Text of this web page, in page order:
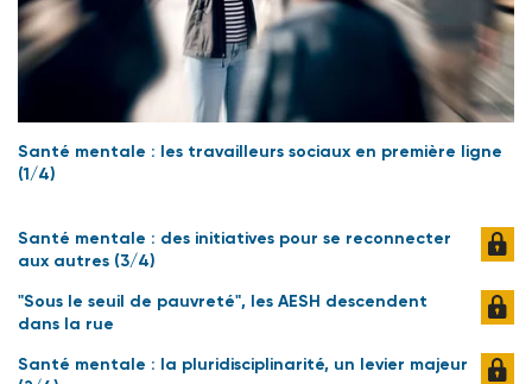
Santé mentale : les travailleurs sociaux en première ligne
(1/4)
Santé mentale : des initiatives pour se reconnecter
aux autres (3/4)
"Sous le seuil de pauvreté", les AESH descendent
dans la rue
Santé mentale : la pluridisciplinarité, un levier majeur